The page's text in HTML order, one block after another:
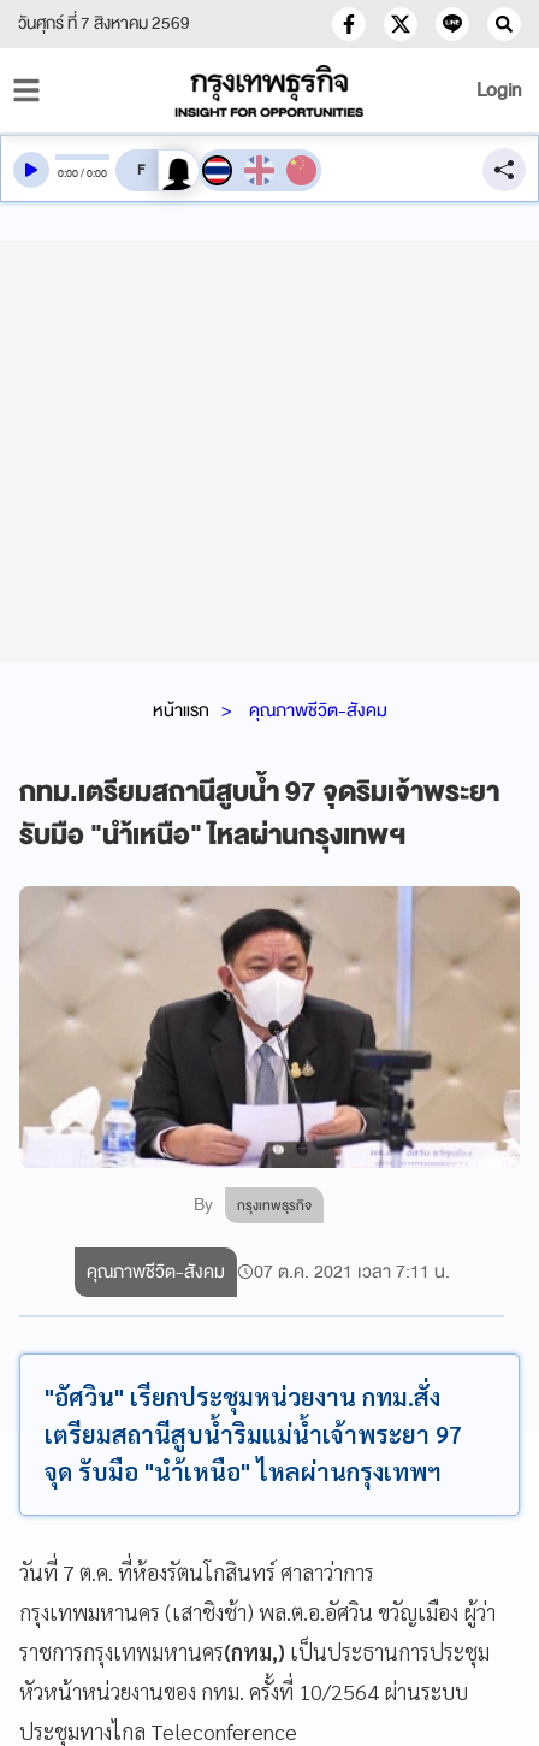
วันศุกร์ ที่ 7 สิงหาคม 2569
Login
หน้าแรก คุณภาพชีวิต-สังคม
กทม.เตรียมสถานีสูบน้ำ 97 จุดริมเจ้าพระยา
รับมือ "นำ้เหนือ" ไหลผ่านกรุงเทพฯ
By กรุงเทพธุรกิจ
0:00/0:00 สลับเสียงอ่าน
คุณภาพชีวิต-สังคม 07 ต.ค. 2021 เวลา 7:11 น.
"อัศวิน" เรียกประชุมหน่วยงาน กทม.สั่ง
เตรียมสถานีสูบน้ำริมแม่น้ำเจ้าพระยา 97
จุด รับมือ "นำ้เหนือ" ไหลผ่านกรุงเทพฯ
วันที่ 7 ต.ค. ที่ห้องรัตนโกสินทร์ ศาลาว่าการ
กรุงเทพมหานคร (เสาชิงช้า) พล.ต.อ.อัศวิน ขวัญเมือง ผู้ว่า
ราชการกรุงเทพมหานคร(กทม,) เป็นประธานการประชุม
หัวหน้าหน่วยงานของ กทม. ครั้งที่ 10/2564 ผ่านระบบ
ประชุมทางไกล Teleconference